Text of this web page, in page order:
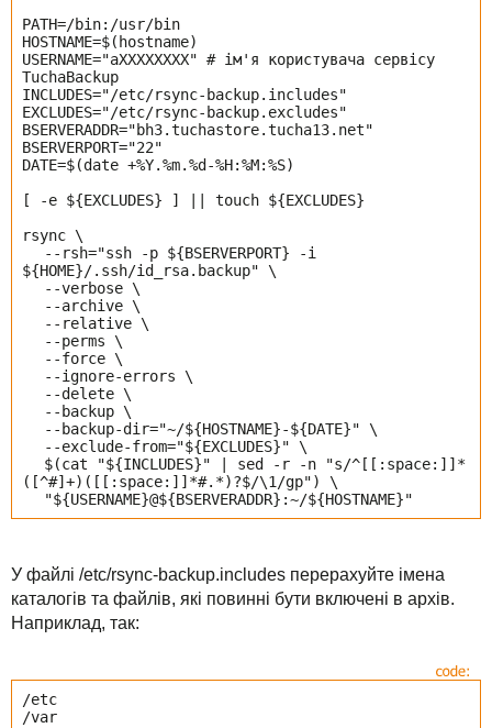
PATH=/bin:/usr/bin
HOSTNAME=$(hostname)
USERNAME="aXXXXXXXX" # ім'я користувача сервісу
TuchaBackup
INCLUDES="/etc/rsync-backup.includes"
EXCLUDES="/etc/rsync-backup.excludes"
BSERVERADDR="bh3.tuchastore.tucha13.net"
BSERVERPORT="22"
DATE=$(date +%Y.%m.%d-%H:%M:%S)
[ -e ${EXCLUDES} ] || touch ${EXCLUDES}
rsync \
--rsh="ssh -p ${BSERVERPORT} -i
${HOME}/.ssh/id_rsa.backup" \
--verbose \
--archive \
--relative \
--perms \
--force \
--ignore-errors \
--delete \
--backup \
--backup-dir="~/${HOSTNAME}-${DATE}" \
--exclude-from="${EXCLUDES}" \
$(cat "${INCLUDES}" | sed -r -n "s/^[[:space:]]*
([^#]+)([[:space:]]*#.*)?$/\1/gp") \
"${USERNAME}@${BSERVERADDR}:~/${HOSTNAME}"
У файлі /etc/rsync-backup.includes перерахуйте імена
каталогів та файлів, які повинні бути включені в архів.
Наприклад, так:
/etc
/var